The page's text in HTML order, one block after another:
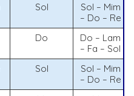
Sol
Sol – Mim
– Do – Re
Do
Do – Lam
– Fa – Sol
Sol
Sol – Mim
– Do – Re